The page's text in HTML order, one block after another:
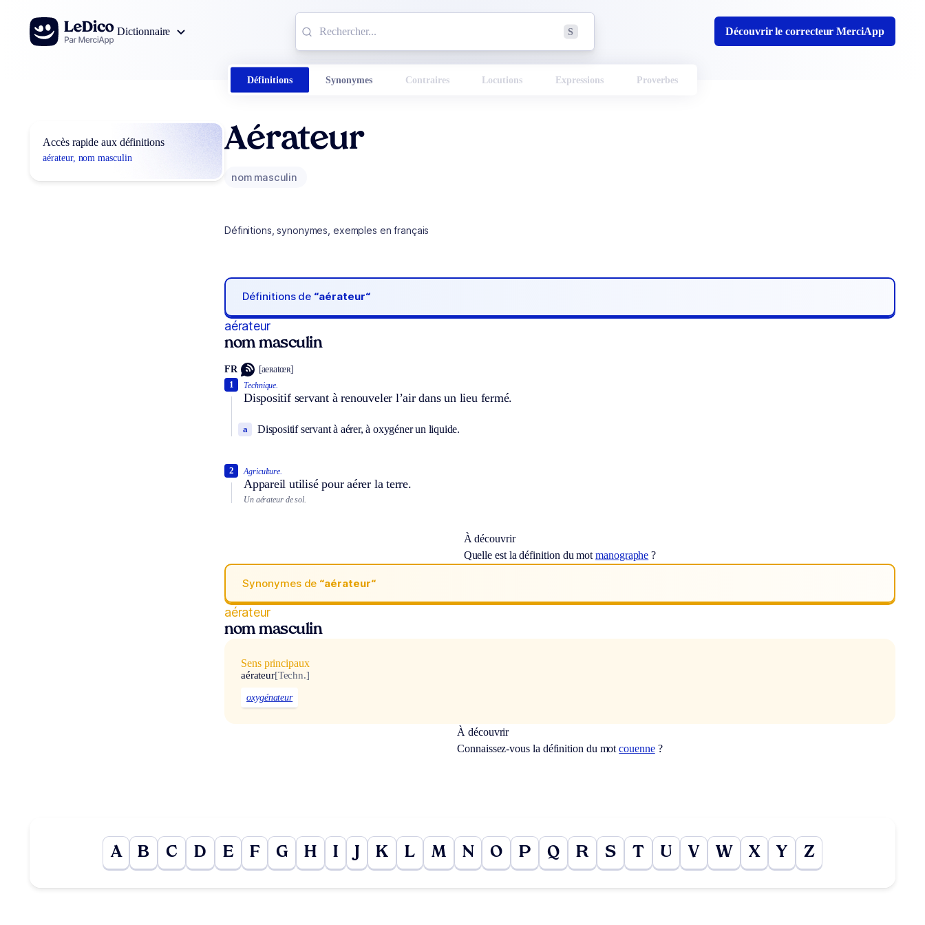
Aller au contenu
Dictionnaire
S Découvrir le correcteur MerciApp
Définitions Synonymes Contraires Locutions Expressions Proverbes
Accès rapide aux définitions
aérateur, nom masculin
Aérateur
nom masculin
Définitions, synonymes, exemples en français
Définitions de “aérateur“
aérateur
nom masculin
FR [aeʀatœʀ]
Technique.
Dispositif servant à renouveler l’air dans un lieu fermé.
1
Dispositif servant à aérer, à oxygéner un liquide.
a
Agriculture.
Appareil utilisé pour aérer la terre.
2
Un aérateur de sol.
À découvrir
Quelle est la définition du motmanographe ?
Synonymes de “aérateur“
aérateur
nom masculin
Sens principaux
aérateur[Techn.]
oxygénateur
À découvrir
Connaissez-vous la définition du motcouenne?
A B C D E F G H I J K L M N O P Q R S T U V W X Y Z